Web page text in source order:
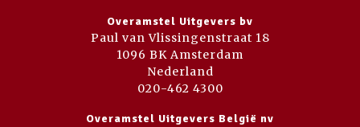
Overamstel Uitgevers bv
Paul van Vlissingenstraat 18
1096 BK Amsterdam
Nederland
020-462 4300
Overamstel Uitgevers België nv